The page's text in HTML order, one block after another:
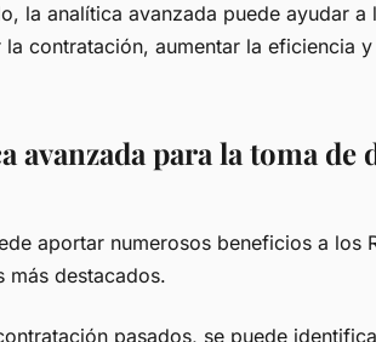
la analítica avanzada puede ayudar a
contratación, aumentar la eficiencia
avanzada para la toma de
aportar numerosos beneficios a los
más destacados.
pasados, se puede